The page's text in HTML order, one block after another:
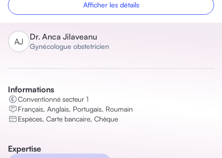
Afficher les détails
AJ Dr. Anca Jilaveanu
Gynécologue obstetricien
Informations
Conventionné secteur 1
Français, Anglais, Portugais, Roumain
Espèces, Carte bancaire, Chèque
Expertise